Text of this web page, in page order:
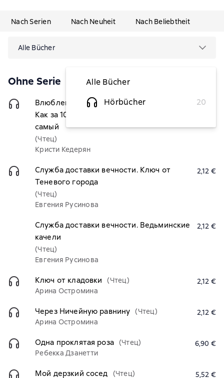
Nach Serien Nach Neuheit Nach Beliebtheit
Alle Bücher
Alle Bücher
Hörbücher
20
Ohne Serie
Влюбленность или любовь всей жизни.
Как за 10 свиданий понять, что он – тот
самый
(Чтец)
Кристи Кедерян
3,29 €
Служба доставки вечности. Ключ от
Теневого города
(Чтец)
Евгения Русинова
2,12 €
Служба доставки вечности. Ведьминские
качели
(Чтец)
Евгения Русинова
2,12 €
Ключ от кладовки
(Чтец)
Арина Остромина
2,12 €
Через Ничейную равнину (Чтец)
Арина Остромина
2,12 €
Одна проклятая роза (Чтец)
Ребекка Дзанетти
6,90 €
Мой дерзкий сосед (Чтец) 5,52 €